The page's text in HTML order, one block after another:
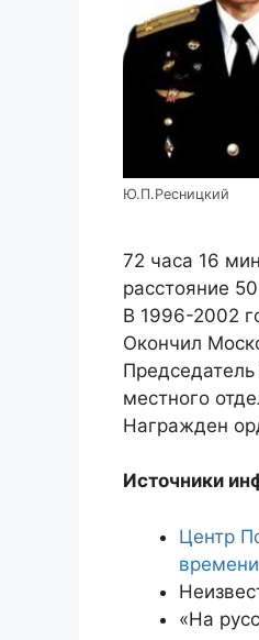
Ю.П.Ресницкий
72 часа 16
расстояние
В 1996-2002
Окончил
местного
Награжден
Источники
Центр
времени
«На